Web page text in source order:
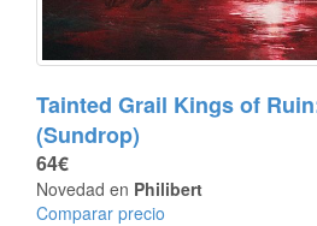
Tainted Grail Kings of
(Sundrop)
64€
Novedad en Philibert
Comparar precio